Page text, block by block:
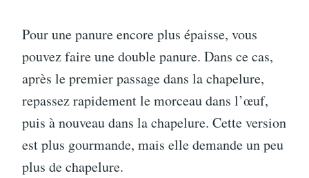
Pour une panure encore plus épaisse, vous
pouvez faire une double panure. Dans ce cas,
après le premier passage dans la chapelure,
repassez rapidement le morceau dans l’œuf,
puis à nouveau dans la chapelure. Cette version
est plus gourmande, mais elle demande un peu
plus de chapelure.